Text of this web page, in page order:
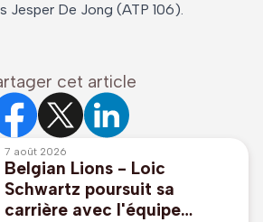
Jesper De Jong (ATP 106).
cet article
7 août 2026
Belgian Lions - Loic
Schwartz poursuit sa
carrière avec l'équipe